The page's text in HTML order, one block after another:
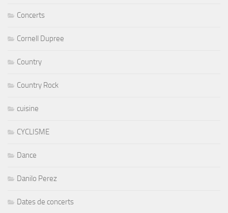
Concerts
Cornell Dupree
Country
Country Rock
cuisine
CYCLISME
Dance
Danilo Perez
Dates de concerts